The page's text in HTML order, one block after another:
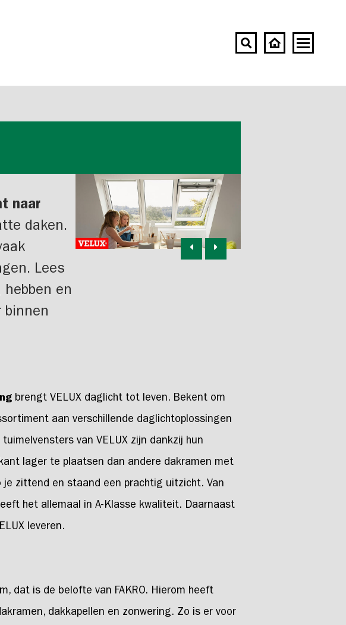
naar
daken.
Lees
hebben en
binnen
brengt VELUX daglicht tot leven. Bekent om
aan verschillende daglichtoplossingen
van VELUX zijn dankzij hun
lager te plaatsen dan andere dakramen met
zittend en staand een prachtig uitzicht. Van
het allemaal in A-Klasse kwaliteit. Daarnaast
leveren.
dat is de belofte van FAKRO. Hierom heeft
dakkapellen en zonwering. Zo is er voor